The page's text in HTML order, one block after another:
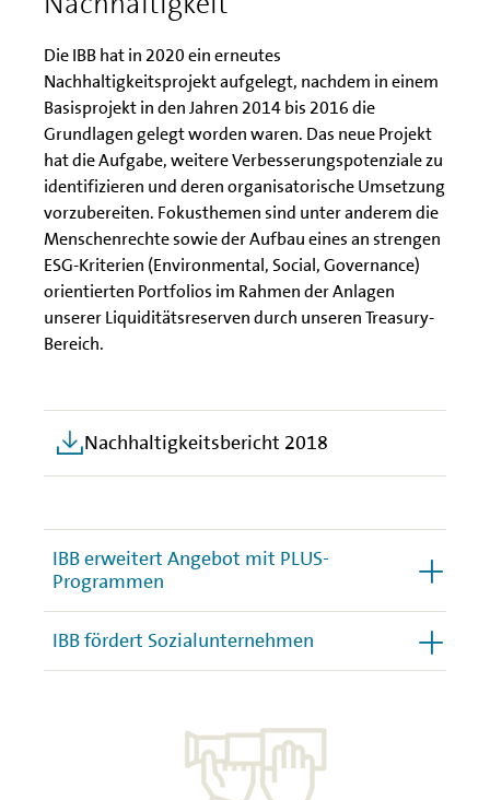
Die IBB hat in 2020 ein erneutes
Nachhaltigkeitsprojekt aufgelegt, nachdem in einem
Basisprojekt in den Jahren 2014 bis 2016 die
Grundlagen gelegt worden waren. Das neue Projekt
hat die Aufgabe, weitere Verbesserungspotenziale zu
identifizieren und deren organisatorische Umsetzung
vorzubereiten. Fokusthemen sind unter anderem die
Menschenrechte sowie der Aufbau eines an strengen
ESG-Kriterien (Environmental, Social, Governance)
orientierten Portfolios im Rahmen der Anlagen
unserer Liquiditätsreserven durch unseren Treasury-
Bereich.
Nachhaltigkeitsbericht 2018
IBB erweitert Angebot mit PLUS-
Programmen
IBB fördert Sozialunternehmen